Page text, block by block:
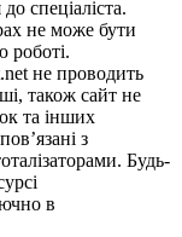
спеціаліста.
не може бути
роботі.
не проводить
також сайт не
та інших
з
Будь-
в